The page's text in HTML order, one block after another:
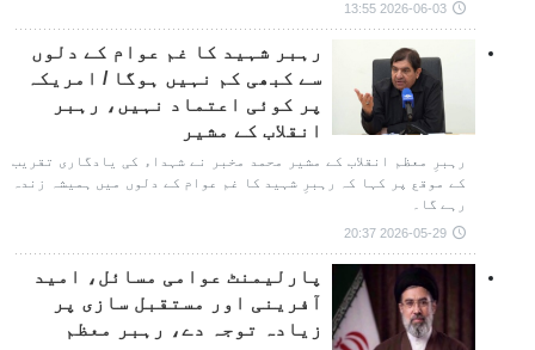
2026-06-03 13:55
رہبر شہید کا غم عوام کے دلوں
سے کبھی کم نہیں ہوگا / امریکہ
پر کوئی اعتماد نہیں، رہبر
انقلاب کے مشیر
رہبرِ معظم انقلاب کے مشیر محمد مخبر نے شہداء کی یادگاری تقریب
کے موقع پر کہا کہ رہبرِ شہید کا غم عوام کے دلوں میں ہمیشہ زندہ
رہے گا۔
2026-05-29 20:37
پارلیمنٹ عوامی مسائل، امید
آفرینی اور مستقبل سازی پر
زیادہ توجہ دے، رہبر معظم